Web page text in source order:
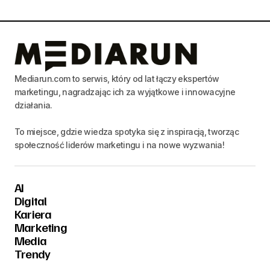
Mediarun.com to serwis, który od lat łączy ekspertów
marketingu, nagradzając ich za wyjątkowe i innowacyjne
działania.
To miejsce, gdzie wiedza spotyka się z inspiracją, tworząc
społeczność liderów marketingu i na nowe wyzwania!
AI
Digital
Kariera
Marketing
Media
Trendy